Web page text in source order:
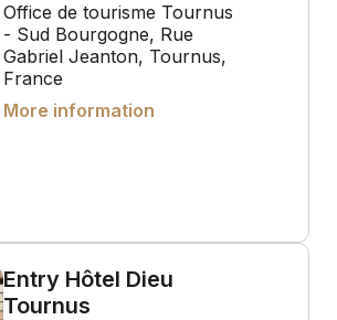
Office de tourisme Tournus
- Sud Bourgogne, Rue
Gabriel Jeanton, Tournus,
France
More information
Entry Hôtel Dieu
Tournus